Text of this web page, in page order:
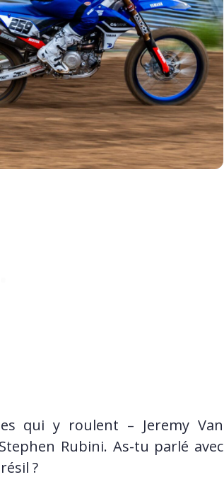
qui y roulent – Jeremy Van
Rubini. As-tu parlé avec
?